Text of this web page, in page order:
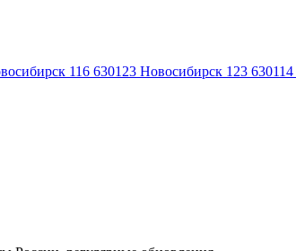
116 630123 Новосибирск 123 630114